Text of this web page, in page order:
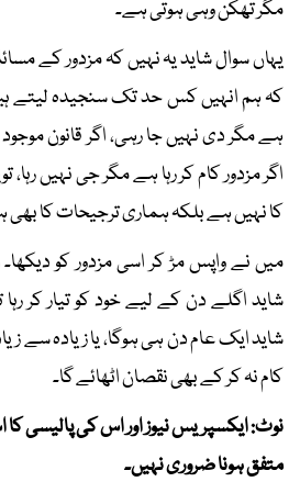
مگر تھکن وہی ہوتی ہے۔
یہاں سوال شاید یہ نہیں کہ مزدور کے
کہ ہم انہیں کس حد تک سنجیدہ لیتے
ہے مگر دی نہیں جا رہی، اگر قانون
اگر مزدور کام کر رہا ہے مگر جی نہیں
کا نہیں ہے بلکہ ہماری ترجیحات کا بھی
میں نے واپس مڑ کر اسی مزدور کو دیکھا۔
شاید اگلے دن کے لیے خود کو تیار کر
شاید ایک عام دن ہی ہوگا، یا زیادہ سے
کام نہ کر کے بھی نقصان اٹھائے گا۔
نوٹ: ایکسپریس نیوز اور اس کی پالیسی
متفق ہونا ضروری نہیں۔